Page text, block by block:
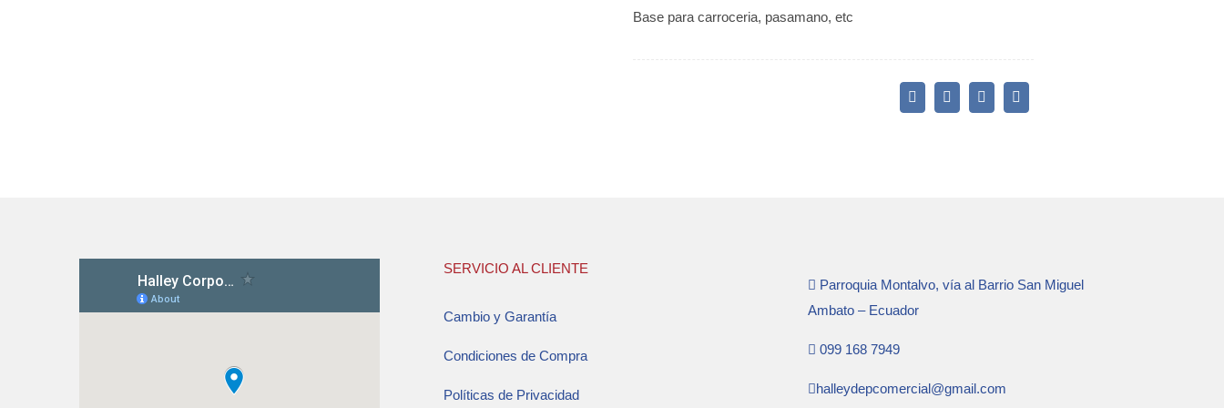
Base para carroceria, pasamano, etc
SERVICIO AL CLIENTE
Cambio y Garantía
Condiciones de Compra
Políticas de Privacidad
Parroquia Montalvo, vía al Barrio San Miguel
Ambato – Ecuador
099 168 7949
halleydepcomercial@gmail.com